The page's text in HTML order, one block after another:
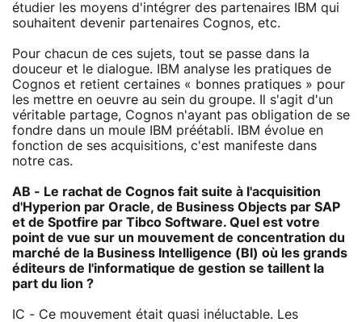
étudier les moyens d'intégrer des partenaires IBM qui
souhaitent devenir partenaires Cognos, etc.
Pour chacun de ces sujets, tout se passe dans la
douceur et le dialogue. IBM analyse les pratiques de
Cognos et retient certaines « bonnes pratiques » pour
les mettre en oeuvre au sein du groupe. Il s'agit d'un
véritable partage, Cognos n'ayant pas obligation de se
fondre dans un moule IBM préétabli. IBM évolue en
fonction de ses acquisitions, c'est manifeste dans
notre cas.
AB - Le rachat de Cognos fait suite à l'acquisition
d'Hyperion par Oracle, de Business Objects par SAP
et de Spotfire par Tibco Software. Quel est votre
point de vue sur un mouvement de concentration du
marché de la Business Intelligence (BI) où les grands
éditeurs de l'informatique de gestion se taillent la
part du lion ?
IC - Ce mouvement était quasi inéluctable. Les